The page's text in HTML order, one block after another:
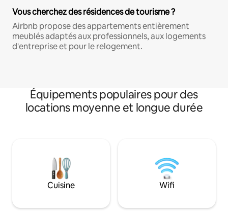
Vous cherchez des résidences de tourisme ?
Airbnb propose des appartements entièrement
meublés adaptés aux professionnels, aux logements
d'entreprise et pour le relogement.
Équipements populaires pour des
locations moyenne et longue durée
Cuisine Wifi